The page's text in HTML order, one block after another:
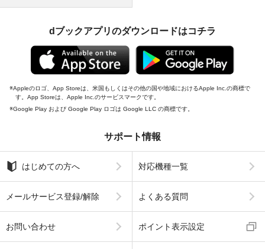
dブックアプリのダウンロードはコチラ
Appleのロゴ、App Storeは、米国もしくはその他の国や地域におけるApple Inc.の商標で
す。App Storeは、Apple Inc.のサービスマークです。
Google Play および Google Play ロゴは Google LLC の商標です。
サポート情報
はじめての方へ 対応機種一覧
メールサービス登録/解除 よくある質問
お問い合わせ ポイント表示設定